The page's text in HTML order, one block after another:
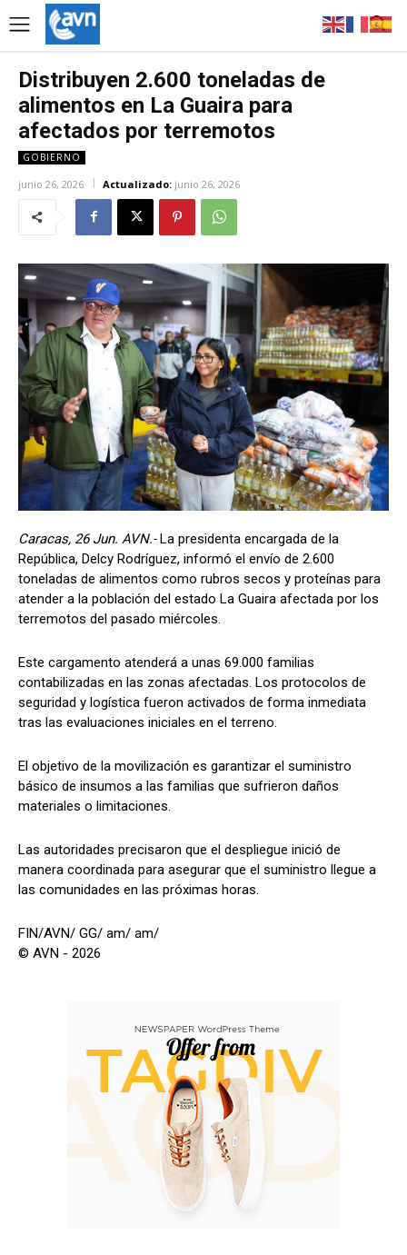
Distribuyen 2.600 toneladas de
alimentos en La Guaira para
afectados por terremotos
GOBIERNO
junio 26, 2026 Actualizado: junio 26, 2026
Caracas, 26 Jun. AVN.-La presidenta encargada de la
República, Delcy Rodríguez, informó el envío de 2.600
toneladas de alimentos como rubros secos y proteínas para
atender a la población del estado La Guaira afectada por los
terremotos del pasado miércoles.
Este cargamento atenderá a unas 69.000 familias
contabilizadas en las zonas afectadas. Los protocolos de
seguridad y logística fueron activados de forma inmediata
tras las evaluaciones iniciales en el terreno.
El objetivo de la movilización es garantizar el suministro
básico de insumos a las familias que sufrieron daños
materiales o limitaciones.
Las autoridades precisaron que el despliegue inició de
manera coordinada para asegurar que el suministro llegue a
las comunidades en las próximas horas.
FIN/AVN/ GG/ am/ am/
© AVN - 2026